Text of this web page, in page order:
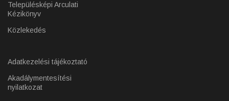
Településképi Arculati
Kézikönyv
Közlekedés
Adatkezelési tájékoztató
Akadálymentesítési
nyilatkozat